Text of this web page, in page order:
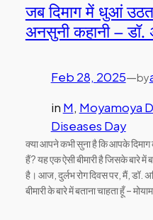
जब दिमाग में धुआं उठता
अनसुनी कहानी – डॉ.
Feb 28, 2025—by
in M, Moyamoya
Diseases Day
क्या आपने कभी सुना है कि आपके दिमाग
हैं? यह एक ऐसी बीमारी है जिसके बारे
है। आज, दुर्लभ रोग दिवस पर, मैं, डॉ.
बीमारी के बारे में बताना चाहता हूँ –